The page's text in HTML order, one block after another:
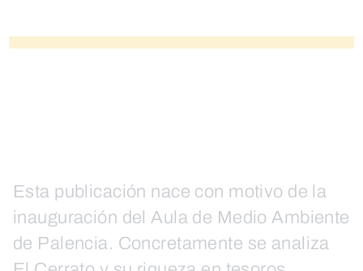
Esta publicación nace con motivo de la
inauguración del Aula de Medio Ambiente
de Palencia. Concretamente se analiza